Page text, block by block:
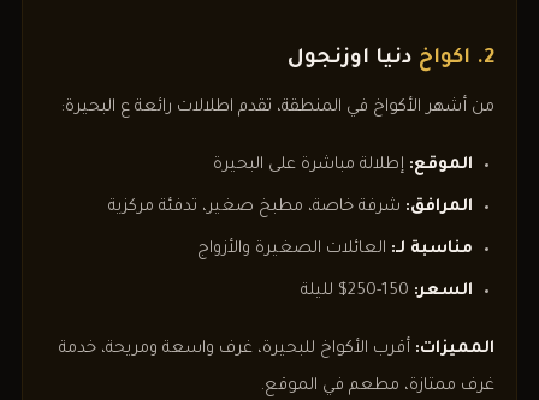
2. اكواخ دنيا اوزنجول
من أشهر الأكواخ في المنطقة، تقدم اطلالات رائعة ع البحيرة:
الموقع: إطلالة مباشرة على البحيرة
المرافق: شرفة خاصة، مطبخ صغير، تدفئة مركزية
مناسبة لـ: العائلات الصغيرة والأزواج
السعر:
المميزات: أقرب الأكواخ للبحيرة، غرف واسعة ومريحة، خدمة
غرف ممتازة، مطعم في الموقع.